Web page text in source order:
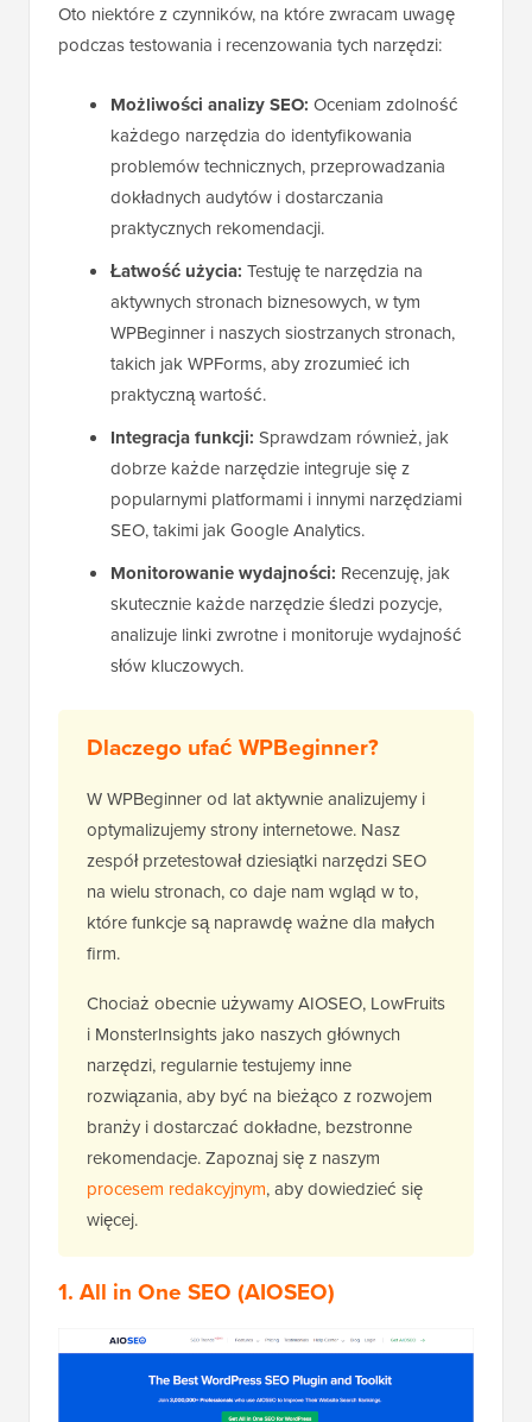
Oto niektóre z czynników, na które zwracam uwagę
podczas testowania i recenzowania tych narzędzi:
Możliwości analizy SEO: Oceniam zdolność
każdego narzędzia do identyfikowania
problemów technicznych, przeprowadzania
dokładnych audytów i dostarczania
praktycznych rekomendacji.
Łatwość użycia: Testuję te narzędzia na
aktywnych stronach biznesowych, w tym
WPBeginner i naszych siostrzanych stronach,
takich jak WPForms, aby zrozumieć ich
praktyczną wartość.
Integracja funkcji: Sprawdzam również, jak
dobrze każde narzędzie integruje się z
popularnymi platformami i innymi narzędziami
SEO, takimi jak Google Analytics.
Monitorowanie wydajności: Recenzuję, jak
skutecznie każde narzędzie śledzi pozycje,
analizuje linki zwrotne i monitoruje wydajność
słów kluczowych.
Dlaczego ufać WPBeginner?
W WPBeginner od lat aktywnie analizujemy i
optymalizujemy strony internetowe. Nasz
zespół przetestował dziesiątki narzędzi SEO
na wielu stronach, co daje nam wgląd w to,
które funkcje są naprawdę ważne dla małych
firm.
Chociaż obecnie używamy AIOSEO, LowFruits
i MonsterInsights jako naszych głównych
narzędzi, regularnie testujemy inne
rozwiązania, aby być na bieżąco z rozwojem
branży i dostarczać dokładne, bezstronne
rekomendacje. Zapoznaj się z naszym
procesem redakcyjnym, aby dowiedzieć się
więcej.
1. All in One SEO (AIOSEO)